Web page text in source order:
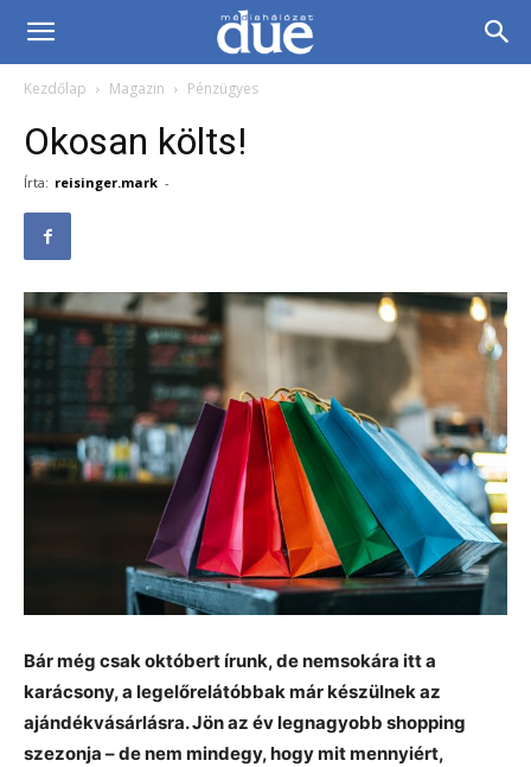
DUE
Médiahálózat…
Kezdőlap Magazin Pénzügyes
Okosan költs!
Írta: reisinger.mark -
Bár még csak októbert írunk, de nemsokára itt a
karácsony, a legelőrelátóbbak már készülnek az
ajándékvásárlásra. Jön az év legnagyobb shopping
szezonja – de nem mindegy, hogy mit mennyiért,